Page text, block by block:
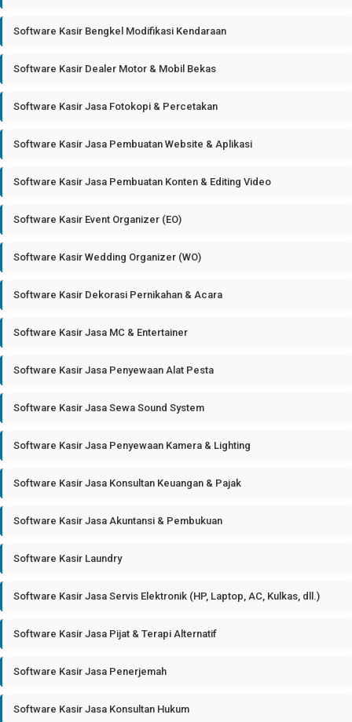
Software Kasir Bengkel Modifikasi Kendaraan
Software Kasir Dealer Motor & Mobil Bekas
Software Kasir Jasa Fotokopi & Percetakan
Software Kasir Jasa Pembuatan Website & Aplikasi
Software Kasir Jasa Pembuatan Konten & Editing Video
Software Kasir Event Organizer (EO)
Software Kasir Wedding Organizer (WO)
Software Kasir Dekorasi Pernikahan & Acara
Software Kasir Jasa MC & Entertainer
Software Kasir Jasa Penyewaan Alat Pesta
Software Kasir Jasa Sewa Sound System
Software Kasir Jasa Penyewaan Kamera & Lighting
Software Kasir Jasa Konsultan Keuangan & Pajak
Software Kasir Jasa Akuntansi & Pembukuan
Software Kasir Laundry
Software Kasir Jasa Servis Elektronik (HP, Laptop, AC, Kulkas, dll.)
Software Kasir Jasa Pijat & Terapi Alternatif
Software Kasir Jasa Penerjemah
Software Kasir Jasa Konsultan Hukum